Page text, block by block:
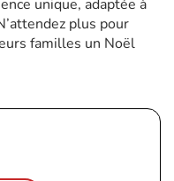
unique, adaptée à
plus pour
familles un Noël